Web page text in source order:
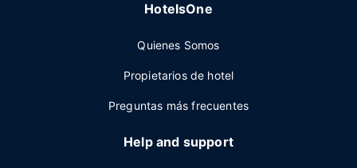
HotelsOne
Quienes Somos
Propietarios de hotel
Preguntas más frecuentes
Help and support